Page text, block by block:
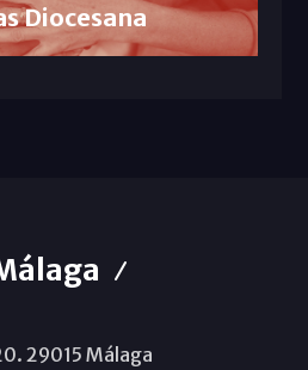
Diocesana
29015 Málaga